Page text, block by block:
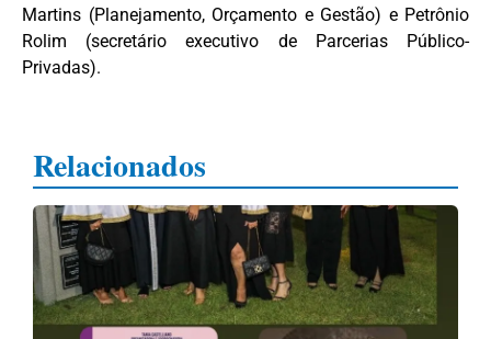
Martins (Planejamento, Orçamento e Gestão) e Petrônio
Rolim (secretário executivo de Parcerias Público-
Privadas).
Relacionados